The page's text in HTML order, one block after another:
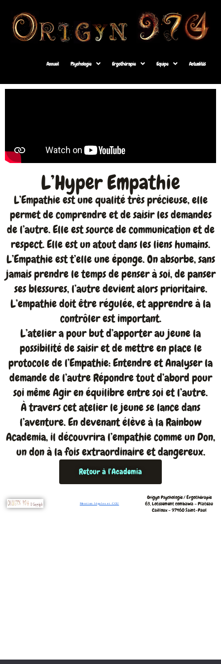
Accueil Psychologie Ergothérapie Equipe Actualités
L’Hyper Empathie
L’Empathie est une qualité très précieuse, elle
permet de comprendre et de saisir les demandes
de l’autre. Elle est source de communication et de
respect. Elle est un atout dans les liens humains.
L’Empathie est t’elle une éponge. On absorbe, sans
jamais prendre le temps de penser à soi, de panser
ses blessures, l’autre devient alors prioritaire.
L’empathie doit être régulée, et apprendre à la
contrôler est important.
L’atelier a pour but d’apporter au jeune la
possibilité de saisir et de mettre en place le
protocole de l’Empathie: Entendre et Analyser la
demande de l’autre Répondre tout d’abord pour
soi même Agir en équilibre entre soi et l’autre.
À travers cet atelier le jeune se lance dans
l’aventure. En devenant élève à la Rainbow
Academia, il découvrira l’empathie comme un Don,
un don à la fois extraordinaire et dangereux.
Retour à l'Academia
Mention légales et CGU
Origyn Psychologie / Ergothérapie
63, Lotissement combawa –Plateau
Cailloux – 97460 Saint-Paul